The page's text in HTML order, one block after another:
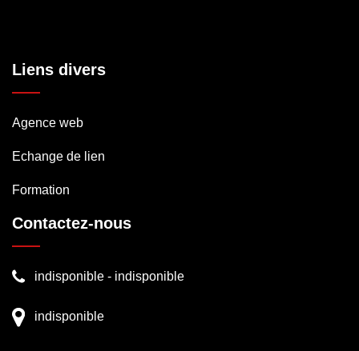
Liens divers
Agence web
Echange de lien
Formation
Contactez-nous
indisponible - indisponible
indisponible